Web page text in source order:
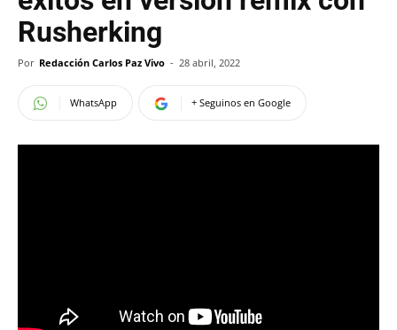
Rusherking
Por Redacción Carlos Paz Vivo - 28 abril, 2022
WhatsApp + Seguinos en Google